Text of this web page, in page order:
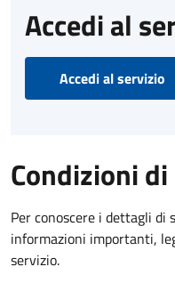
Accedi al
Accedi al servizio
Condizioni
Per conoscere i dettagli di
informazioni importanti,
servizio.